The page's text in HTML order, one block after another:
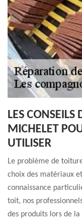
LES CONSEILS
MICHELET
UTILISER
Le problème de
choix des matériaux
connaissance
toit, nos
des produits lors de